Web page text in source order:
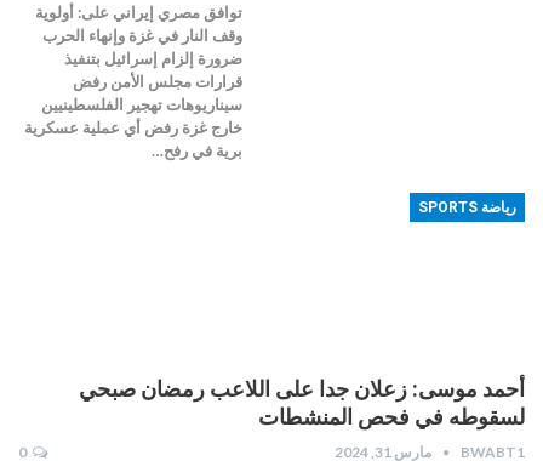
توافق مصري إيراني على: أولوية
وقف النار في غزة وإنهاء الحرب
ضرورة إلزام إسرائيل بتنفيذ
قرارات مجلس الأمن رفض
سيناريوهات تهجير الفلسطينيين
خارج غزة رفض أي عملية عسكرية
برية في رفح…
رياضة SPORTS
أحمد موسى: زعلان جدا على اللاعب رمضان صبحي
لسقوطه في فحص المنشطات
BWABT1 مارس 31, 2024 0